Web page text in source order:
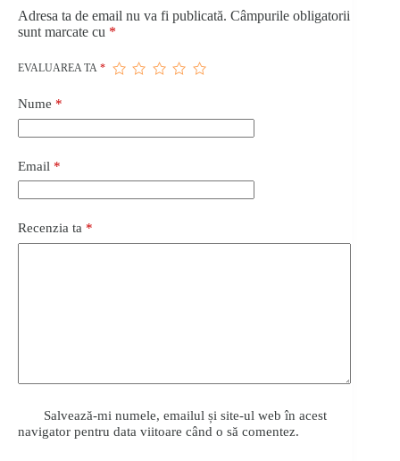
Adresa ta de email nu va fi publicată. Câmpurile obligatorii
sunt marcate cu *
EVALUAREA TA *
Nume *
Email *
Recenzia ta *
Salvează-mi numele, emailul și site-ul web în acest
navigator pentru data viitoare când o să comentez.